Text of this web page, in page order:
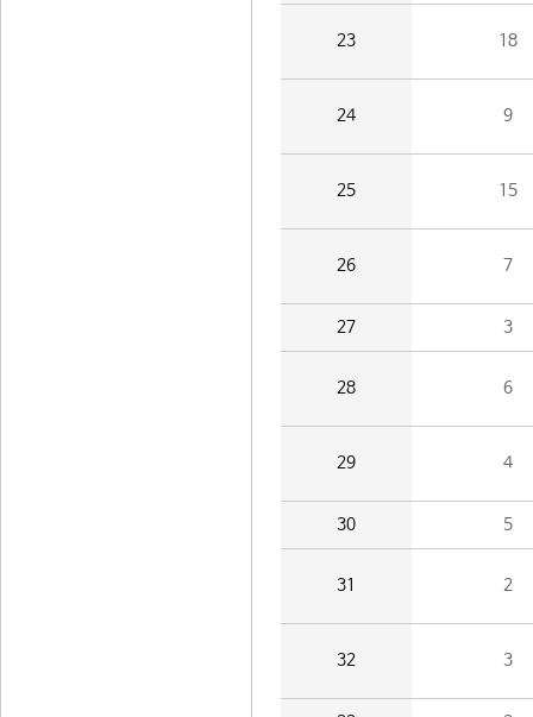
23 18
24 9
25 15
26 7
27 3
28 6
29 4
30 5
31 2
32 3